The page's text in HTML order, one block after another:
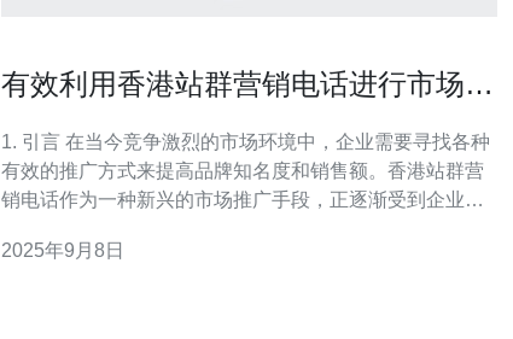
有效利用香港站群营销电话进行市场推
1. 引言 在当今竞争激烈的市场环境中，企业需要寻找各种
有效的推广方式来提高品牌知名度和销售额。香港站群营
销电话作为一种新兴的市场推广手段，正逐渐受到企业的
和稳定的服务器环境，这使得利用香港的站群进行市场推
2025年9月8日